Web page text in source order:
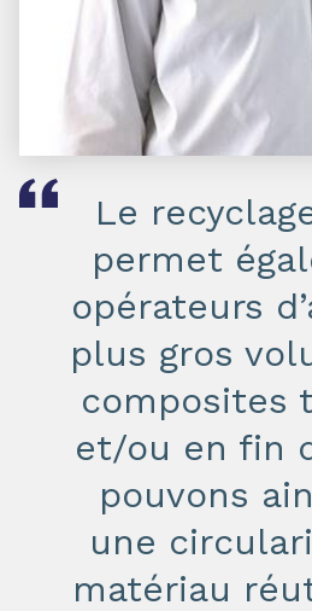
Le
permet
opérateurs
plus gros
composites
et/ou en fin
pouvons
une
matériau